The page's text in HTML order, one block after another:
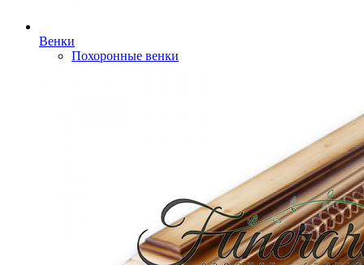
Венки
Похоронные венки